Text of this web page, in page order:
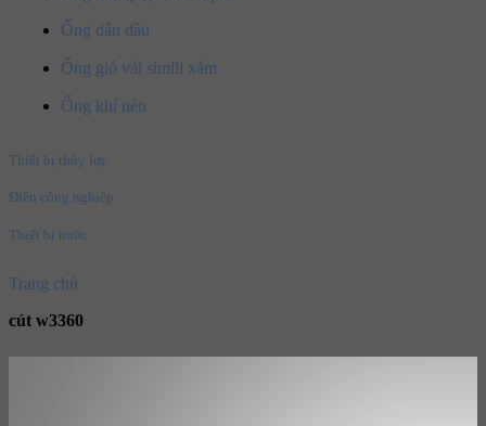
Ống dẫn dầu
Ống gió vải simili xám
Ống khí nén
Thiết bị thủy lực
Điện công nghiệp
Thiết bị nước
Trang chủ
cút w3360